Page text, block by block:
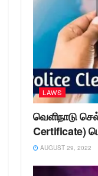
LAWS
வெளிநாடு
Certificate)
AUGUST 29, 2022